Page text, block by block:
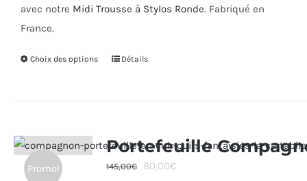
produit
avec notre Midi Trousse à Stylos Ronde. Fabriqué en
France.
Choix des options
Ce
variations.
Les
Détails
Promo!
Portefeuille
145,00€
Le
80,00€Le